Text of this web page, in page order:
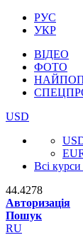
РУС
УКР
ВІДЕО
ФОТО
USD
Всі
44.4278
Авторизація
Пошук
RU